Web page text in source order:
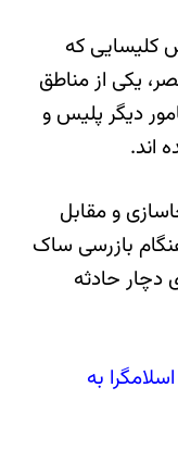
کلیسایی که
یکی از مناطق
دیگر پلیس و
اند.
و مقابل
بازرسی ساک
دچار حادثه
به